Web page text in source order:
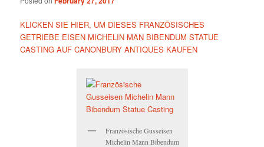
KLICKEN SIE HIER, UM DIESES FRANZÖSISCHES
GETRIEBE EISEN MICHELIN MAN BIBENDUM STATUE
CASTING AUF CANONBURY ANTIQUES KAUFEN
Französische Gusseisen
Michelin Mann Bibendum